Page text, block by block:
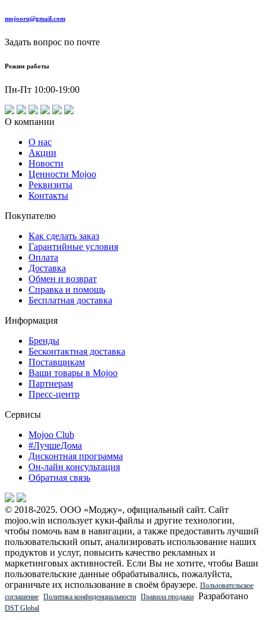
mojooru@gmail.com
Задать вопрос по почте
Режим работы
Пн-Пт 10:00-19:00
О компании
О нас
Акции
Новости
Ценности Mojoo
Реквизиты
Контакты
Покупателю
Как сделать заказ
Гарантийные условия
Оплата
Доставка
Обмен и возврат
Справка и помощь
Бесплатная доставка
Информация
Бренды
Бесконтактная доставка
Поставщикам
Ваши товары в Mojoo
Партнерам
Пресс-центр
Сервисы
Mojoo Club
#ЛучшеДома
Дисконтная программа
Он-лайн консультация
Обратная связь
© 2018-2025. ООО «Моджу», официальный сайт. Сайт
mojoo.win использует куки-файлы и другие технологии,
чтобы помочь вам в навигации, а также предоставить лучший
пользовательский опыт, анализировать использование наших
продуктов и услуг, повысить качество рекламных и
маркетинговых активностей. Если Вы не хотите, чтобы Ваши
пользовательские данные обрабатывались, пожалуйста,
ограничьте их использование в своём браузере. Пользовательское
соглашение Политика конфиденциальности Правила продажи Разработано
DST Global